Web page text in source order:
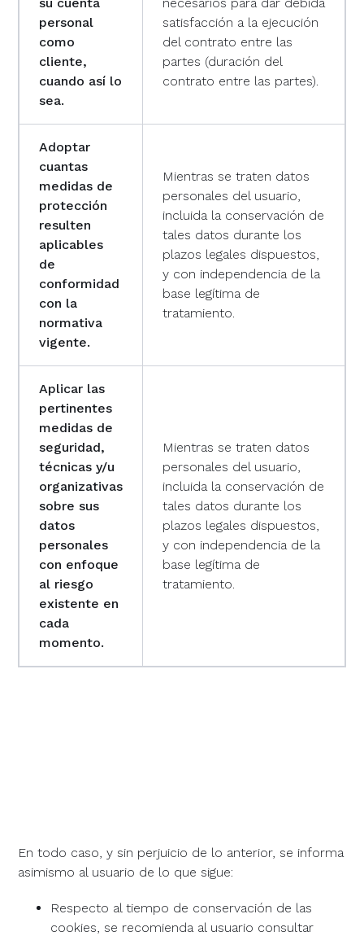
personal
como
cliente,
cuando así lo
sea.
satisfacción a la ejecución
del contrato entre las
partes (duración del
contrato entre las partes).
Adoptar
cuantas
medidas de
protección
resulten
aplicables
de
conformidad
con la
normativa
vigente.
Mientras se traten datos
personales del usuario,
incluida la conservación de
tales datos durante los
plazos legales dispuestos,
y con independencia de la
base legítima de
tratamiento.
Aplicar las
pertinentes
medidas de
seguridad,
técnicas y/u
organizativas
sobre sus
datos
personales
con enfoque
al riesgo
existente en
cada
momento.
Mientras se traten datos
personales del usuario,
incluida la conservación de
tales datos durante los
plazos legales dispuestos,
y con independencia de la
base legítima de
tratamiento.
En todo caso, y sin perjuicio de lo anterior, se informa
asimismo al usuario de lo que sigue:
Respecto al tiempo de conservación de las
cookies, se recomienda al usuario consultar